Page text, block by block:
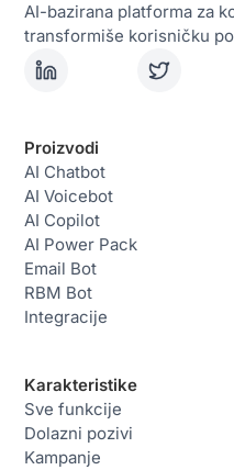
AI-bazirana platforma za
transformiše korisničku
Proizvodi
AI Chatbot
AI Voicebot
AI Copilot
AI Power Pack
Email Bot
RBM Bot
Integracije
Karakteristike
Sve funkcije
Dolazni pozivi
Kampanje